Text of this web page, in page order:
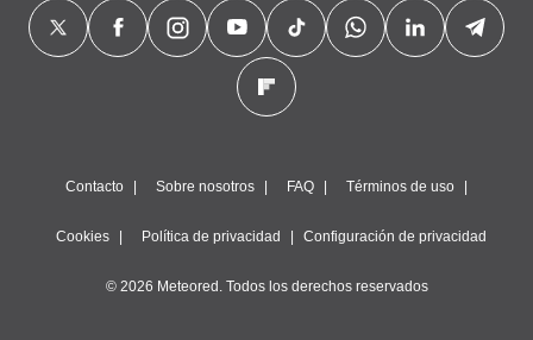
Contacto Sobre nosotros FAQ Términos de uso
Cookies Política de privacidad Configuración de privacidad
© 2026 Meteored. Todos los derechos reservados